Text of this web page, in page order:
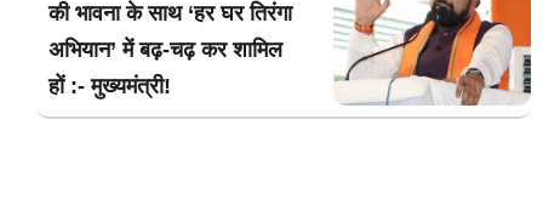
की भावना के साथ ‘हर घर तिरंगा
अभियान’ में बढ़-चढ़ कर शामिल
हों :- मुख्यमंत्री!